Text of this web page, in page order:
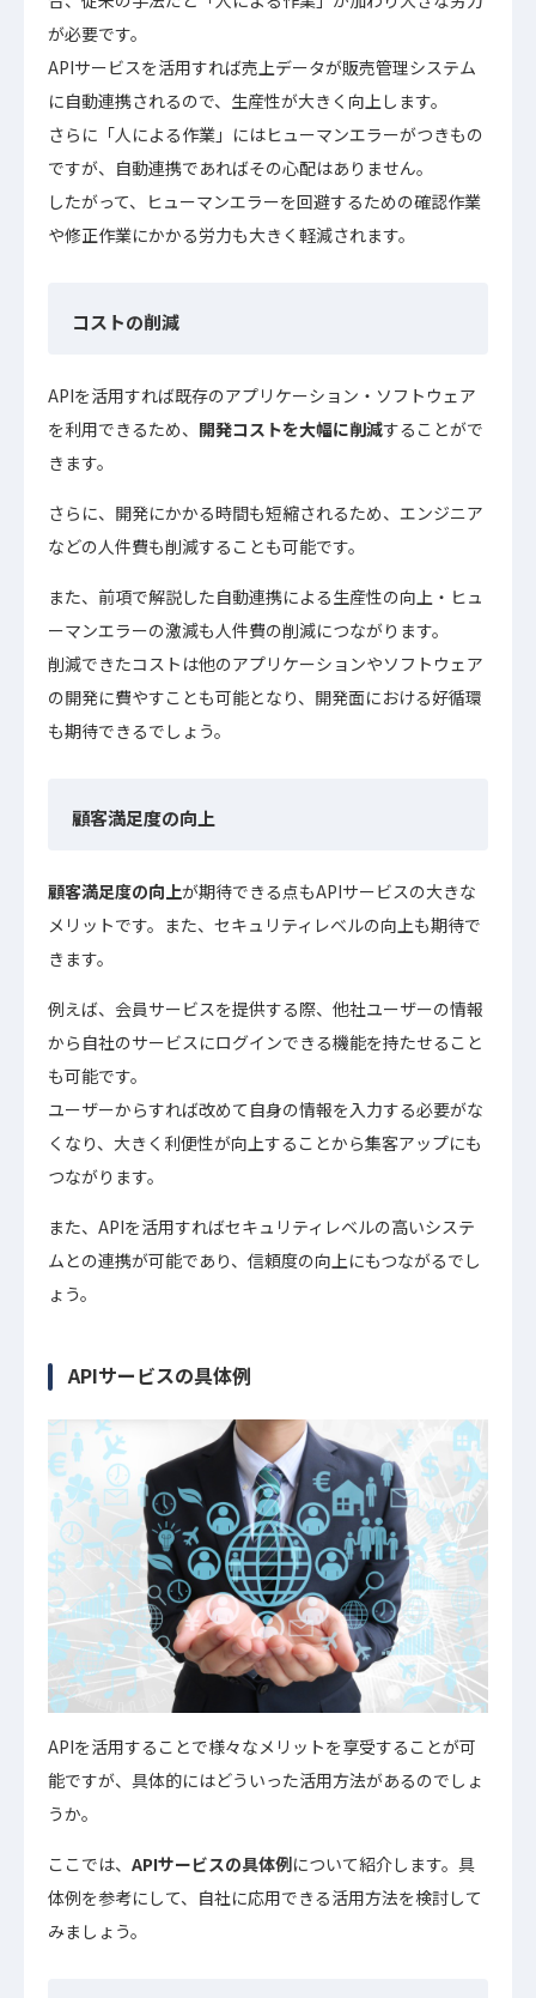
が必要です。
APIサービスを活用すれば売上データが販売管理システム
に自動連携されるので、生産性が大きく向上します。
さらに「人による作業」にはヒューマンエラーがつきもの
ですが、自動連携であればその心配はありません。
したがって、ヒューマンエラーを回避するための確認作業
や修正作業にかかる労力も大きく軽減されます。
コストの削減
APIを活用すれば既存のアプリケーション・ソフトウェア
を利用できるため、 開発コストを大幅に削減することがで
きます。
さらに、開発にかかる時間も短縮されるため、エンジニア
などの人件費も削減することも可能です。
また、前項で解説した自動連携による生産性の向上・ヒュ
ーマンエラーの激減も人件費の削減につながります。
削減できたコストは他のアプリケーションやソフトウェア
の開発に費やすことも可能となり、開発面における好循環
も期待できるでしょう。
顧客満足度の向上
顧客満足度の向上が期待できる点もAPIサービスの大きな
メリットです。また、セキュリティレベルの向上も期待で
きます。
例えば、会員サービスを提供する際、他社ユーザーの情報
から自社のサービスにログインできる機能を持たせること
も可能です。
ユーザーからすれば改めて自身の情報を入力する必要がな
くなり、大きく利便性が向上することから集客アップにも
つながります。
また、APIを活用すればセキュリティレベルの高いシステ
ムとの連携が可能であり、信頼度の向上にもつながるでし
ょう。
APIサービスの具体例
APIを活用することで様々なメリットを享受することが可
能ですが、具体的にはどういった活用方法があるのでしょ
うか。
ここでは、 APIサービスの具体例について紹介します。具
体例を参考にして、自社に応用できる活用方法を検討して
みましょう。